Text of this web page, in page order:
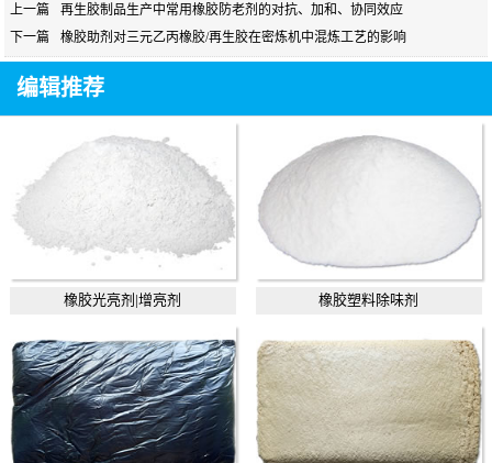
上一篇
再生胶制品生产中常用橡胶防老剂的对抗、加和、协同效应
下一篇
橡胶助剂对三元乙丙橡胶/再生胶在密炼机中混炼工艺的影响
编辑推荐
橡胶光亮剂|增亮剂 橡胶塑料除味剂